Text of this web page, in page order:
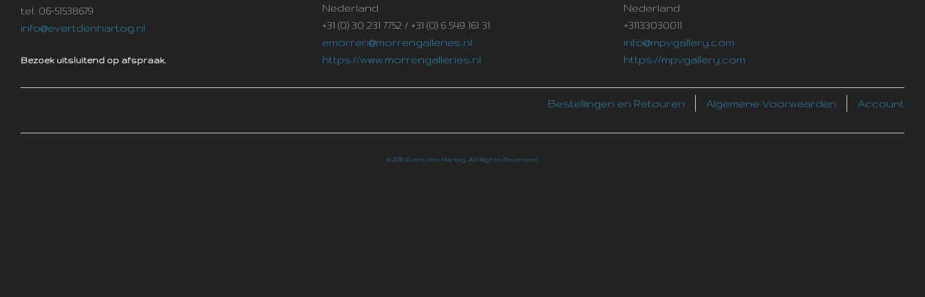
tel. 06-51538679
info@evertdenhartog.nl
Bezoek uitsluitend op afspraak.
Nederland
+31 (0) 30 231 7752 / +31 (0) 6 549 161 31
emorren@morrengalleries.nl
https://www.morrengalleries.nl
Nederland
+31133030011
info@mpvgallery.com
https://mpvgallery.com
Account
Algemene Voorwaarden
Bestellingen en Retouren
© 2016 Evert den Hartog. All Rights Reserved.